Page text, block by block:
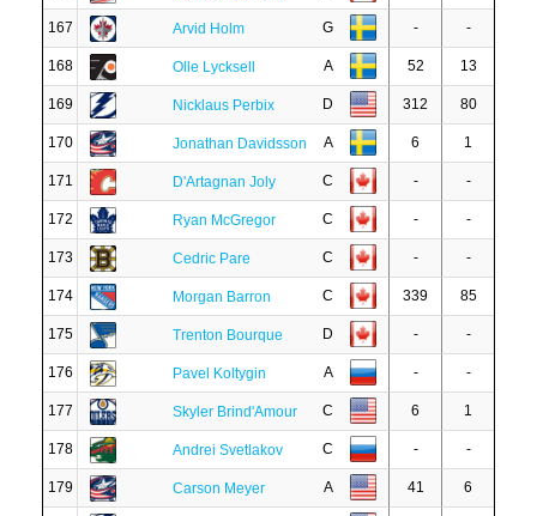
167 Arvid Holm G - -
168 Olle Lycksell A 52 13
169 Nicklaus Perbix D 312 80
170 Jonathan Davidsson A 6 1
171 D'Artagnan Joly C - -
172 Ryan McGregor C - -
173 Cedric Pare C - -
174 Morgan Barron C 339 85
175 Trenton Bourque D - -
176 Pavel Koltygin A - -
177 Skyler Brind'Amour C 6 1
178 Andrei Svetlakov C - -
179 Carson Meyer A 41 6